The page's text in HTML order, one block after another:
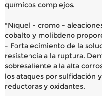
químicos complejos.
*Níquel - cromo -
cobalto y molibdeno
- Fortalecimiento de la
resistencia a la ruptura.
sobresaliente a la alta
los ataques por sulfidación
reductoras y oxidantes.